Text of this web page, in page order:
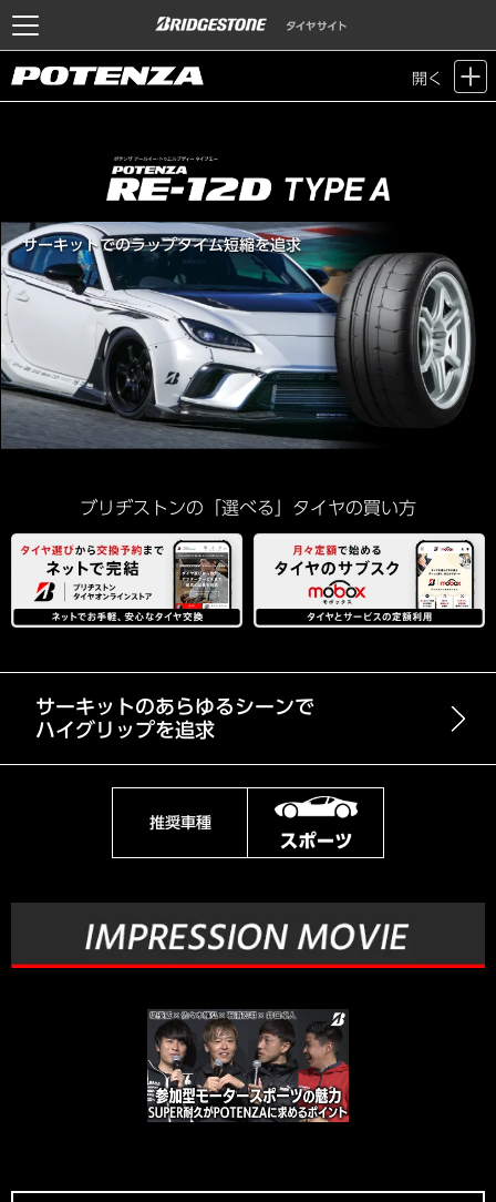
開く
サーキットでのラップタイム短縮を追求
ブリヂストンの「選べる」タイヤの買い方
サーキットのあらゆるシーンで
ハイグリップを追求
推奨車種